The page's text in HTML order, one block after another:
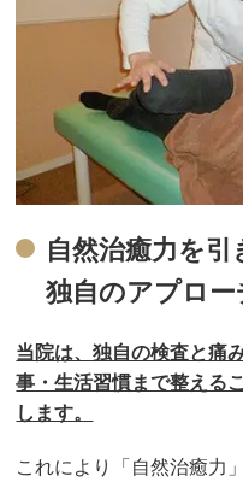
自然治癒力を引
独自のアプロー
当院は、独自の検査と痛
事・生活習慣まで整える
します。
これにより「自然治癒力